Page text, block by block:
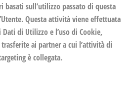
sull’utilizzo passato di questa
Questa attività viene effettuata
di Utilizzo e l’uso di Cookie,
ai partner a cui l’attività di
è collegata.